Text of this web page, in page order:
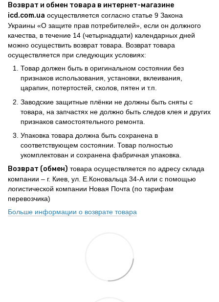
Возврат и обмен товара в интернет-магазине
icd.com.ua осуществляется согласно статье 9 Закона
Украины «О защите прав потребителей», если он должного
качества, в течение 14 (четырнадцати) календарных дней
можно осуществить возврат товара. Возврат товара
осуществляется при следующих условиях:
Товар должен быть в оригинальном состоянии без
признаков использования, установки, вклеивания,
царапин, потертостей, сколов, пятен и т.п.
Заводские защитные плёнки не должны быть сняты с
товара, на запчастях не должно быть следов клея и других
признаков самостоятельного ремонта.
Упаковка товара должна быть сохранена в
соответствующем состоянии. Товар полностью
укомплектован и сохранена фабричная упаковка.
Возврат (обмен) товара осуществляется по адресу склада
компании – г. Киев, ул. Е.Коновальца 34-А или с помощью
логистической компании Новая Почта (по тарифам
перевозчика)
Больше информации о возврате товара